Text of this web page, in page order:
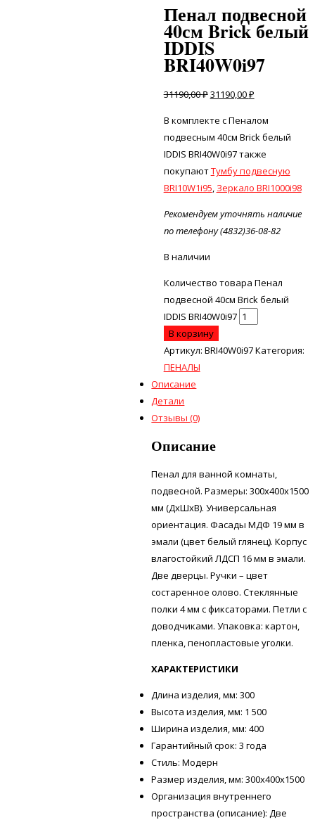
Пенал подвесной
40см Brick белый
IDDIS
BRI40W0i97
31190,00₽31190,00₽
В комплекте с Пеналом
подвесным 40см Brick белый
IDDIS BRI40W0i97 также
покупаютТумбу подвесную
BRI10W1i95, Зеркало BRI1000i98
Рекомендуем уточнять наличие
по телефону (4832)36-08-82
В наличии
Количество товара Пенал
подвесной 40см Brick белый
IDDIS BRI40W0i97
В корзину
Артикул: BRI40W0i97Категория:
ПЕНАЛЫ
Описание
Детали
Отзывы (0)
Описание
Пенал для ванной комнаты,
подвесной. Размеры: 300х400х1500
мм (ДхШхВ). Универсальная
ориентация. Фасады МДФ 19 мм в
эмали (цвет белый глянец). Корпус
влагостойкий ЛДСП 16 мм в эмали.
Две дверцы. Ручки – цвет
состаренное олово. Стеклянные
полки 4 мм с фиксаторами. Петли с
доводчиками. Упаковка: картон,
пленка, пенопластовые уголки.
ХАРАКТЕРИСТИКИ
Длина изделия, мм: 300
Высота изделия, мм: 1 500
Ширина изделия, мм: 400
Гарантийный срок: 3 года
Стиль: Модерн
Размер изделия, мм: 300х400х1500
Организация внутреннего
пространства (описание): Две